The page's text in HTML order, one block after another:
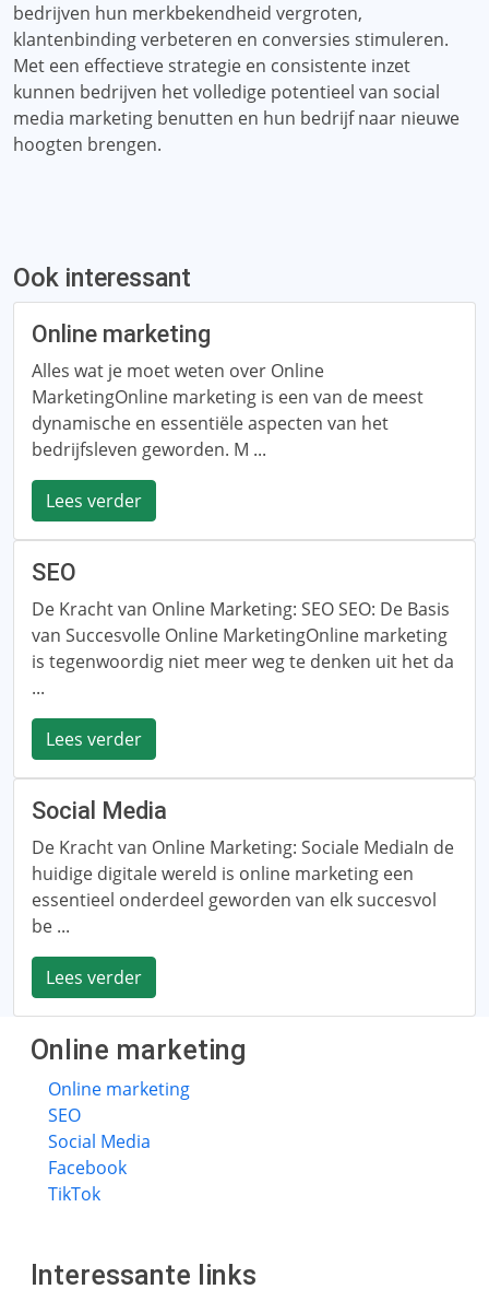
bedrijven hun merkbekendheid vergroten,
klantenbinding verbeteren en conversies stimuleren.
Met een effectieve strategie en consistente inzet
kunnen bedrijven het volledige potentieel van social
media marketing benutten en hun bedrijf naar nieuwe
hoogten brengen.
Ook interessant
Online marketing
Alles wat je moet weten over Online
MarketingOnline marketing is een van de meest
dynamische en essentiële aspecten van het
bedrijfsleven geworden. M ...
Lees verder
SEO
De Kracht van Online Marketing: SEO SEO: De Basis
van Succesvolle Online MarketingOnline marketing
is tegenwoordig niet meer weg te denken uit het da
...
Lees verder
Social Media
De Kracht van Online Marketing: Sociale MediaIn de
huidige digitale wereld is online marketing een
essentieel onderdeel geworden van elk succesvol
be ...
Lees verder
Online marketing
Online marketing
SEO
Social Media
Facebook
TikTok
Interessante links